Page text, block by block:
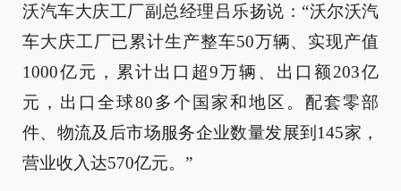
沃汽车大庆工厂副总经理吕乐扬说：“沃尔沃汽
车大庆工厂已累计生产整车50万辆、实现产值
1000亿元，累计出口超9万辆、出口额203亿
元，出口全球80多个国家和地区。配套零部
件、物流及后市场服务企业数量发展到145家，
营业收入达570亿元。”